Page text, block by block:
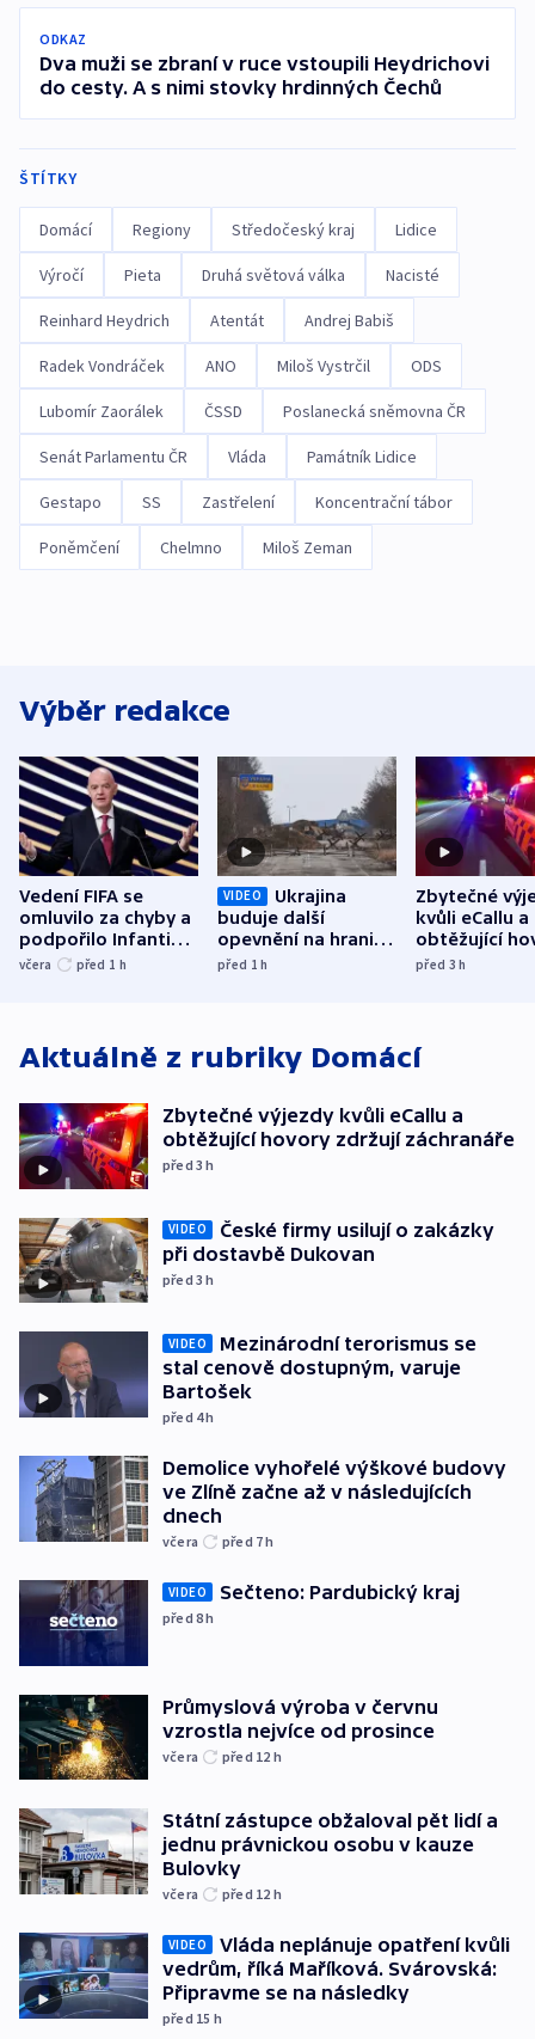
ODKAZ
Dva muži se zbraní v ruce vstoupili Heydrichovi
do cesty. A s nimi stovky hrdinných Čechů
ŠTÍTKY
Domácí Regiony Středočeský kraj Lidice
Výročí Pieta Druhá světová válka Nacisté
Reinhard Heydrich Atentát Andrej Babiš
Radek Vondráček ANO Miloš Vystrčil ODS
Lubomír Zaorálek ČSSD Poslanecká sněmovna ČR
Senát Parlamentu ČR Vláda Památník Lidice
Gestapo SS Zastřelení Koncentrační tábor
Poněmčení Chelmno Miloš Zeman
Výběr redakce
Vedení FIFA se
omluvilo za chyby a
podpořilo Infantina.
UEFA trvá na
včera před 1 h
VIDEO
Ukrajina
buduje další
opevnění na hranici
s Běloruskem
před 1h
Zbytečné
kvůli eCallu a
obtěžující
zdržují
před 3h
Aktuálně z rubriky Domácí
Zbytečné výjezdy kvůli eCallu a
obtěžující hovory zdržují záchranáře
před 3h
VIDEO
České firmy usilují o zakázky
při dostavbě Dukovan
před 3h
VIDEO
Mezinárodní terorismus se
stal cenově dostupným, varuje
Bartošek
před 4h
Demolice vyhořelé výškové budovy
ve Zlíně začne až v následujících
dnech
včera před 7h
VIDEO Sečteno: Pardubický kraj
před 8h
Průmyslová výroba v červnu
vzrostla nejvíce od prosince
včera před 12 h
Státní zástupce obžaloval pět lidí a
jednu právnickou osobu v kauze
Bulovky
včera před 12 h
VIDEO
Vláda neplánuje opatření kvůli
vedrům, říká Maříková. Svárovská:
Připravme se na následky
před 15 h